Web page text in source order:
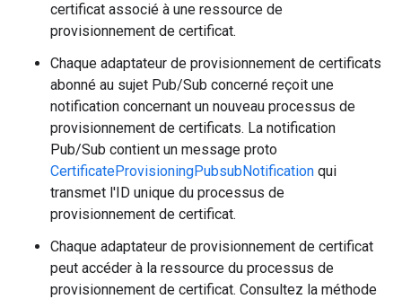
certificat associé à une ressource de
provisionnement de certificat.
Chaque adaptateur de provisionnement de certificats
abonné au sujet Pub/Sub concerné reçoit une
notification concernant un nouveau processus de
provisionnement de certificats. La notification
Pub/Sub contient un message proto
CertificateProvisioningPubsubNotification qui
transmet l'ID unique du processus de
provisionnement de certificat.
Chaque adaptateur de provisionnement de certificat
peut accéder à la ressource du processus de
provisionnement de certificat. Consultez la méthode